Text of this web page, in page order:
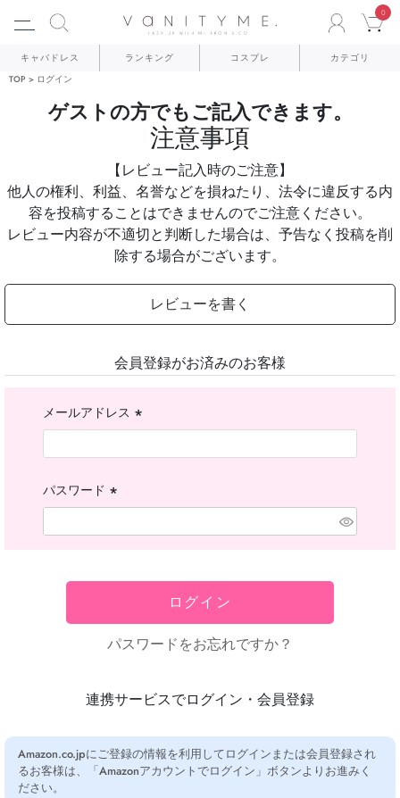
0
キャバドレス ランキング コスプレ カテゴリ
TOP ログイン
ゲストの方でもご記入できます。
注意事項
【レビュー記入時のご注意】
他人の権利、利益、名誉などを損ねたり、法令に違反する内
容を投稿することはできませんのでご注意ください。
レビュー内容が不適切と判断した場合は、予告なく投稿を削
除する場合がございます。
レビューを書く
会員登録がお済みのお客様
メールアドレス
(必
須)
パスワード
(必
須)
ログイン
パスワードをお忘れですか？
連携サービスでログイン・会員登録
Amazon.co.jpにご登録の情報を利用してログインまたは会員登録され
るお客様は、「Amazonアカウントでログイン」ボタンよりお進みく
ださい。